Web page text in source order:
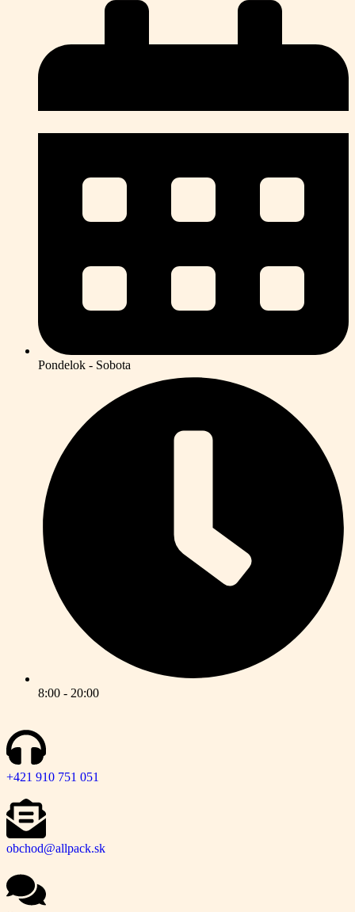
Pondelok - Sobota
8:00 - 20:00
+421 910 751 051
obchod@allpack.sk